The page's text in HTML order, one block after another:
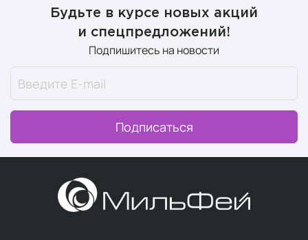
Будьте в курсе новых акций
и спецпредложений!
Подпишитесь на новости
Подписаться